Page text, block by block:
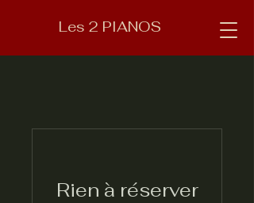
Les 2 PIANOS
Rien à réserver